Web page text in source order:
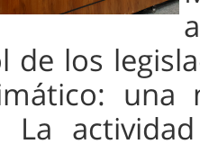
de los
una
La